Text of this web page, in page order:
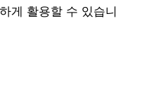
게 활용할 수 있습니